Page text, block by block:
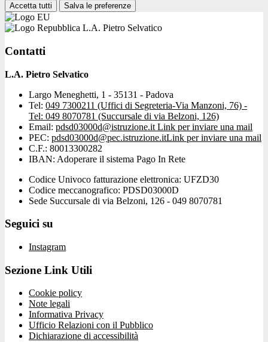
Accetta tutti Salva le preferenze
L.A. Pietro Selvatico
Contatti
L.A. Pietro Selvatico
Largo Meneghetti, 1 - 35131 - Padova
Tel: 049 7300211 (Uffici di Segreteria-Via Manzoni, 76) -
Tel: 049 8070781 (Succursale di via Belzoni, 126)
Email: pdsd03000d@istruzione.it Link per inviare una mail
PEC: pdsd03000d@pec.istruzione.itLink per inviare una mail
C.F.: 80013300282
IBAN: Adoperare il sistema Pago In Rete
Codice Univoco fatturazione elettronica: UFZD30
Codice meccanografico: PDSD03000D
Sede Succursale di via Belzoni, 126 - 049 8070781
Seguici su
Instagram
Sezione Link Utili
Cookie policy
Note legali
Informativa Privacy
Ufficio Relazioni con il Pubblico
Dichiarazione di accessibilità